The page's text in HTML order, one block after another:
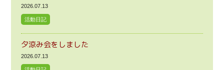
2026.07.13
活動日記
夕涼み会をしました
2026.07.13